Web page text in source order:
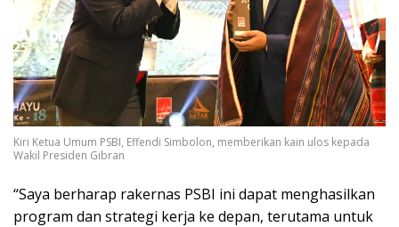
Kiri Ketua Umum PSBI, Effendi Simbolon, memberikan kain ulos kepada
Wakil Presiden Gibran
“Saya berharap rakernas PSBI ini dapat menghasilkan
program dan strategi kerja ke depan, terutama untuk